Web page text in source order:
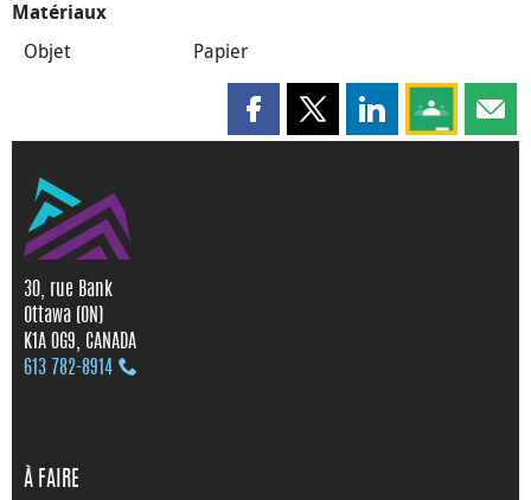
Matériaux
Objet Papier
Partager cette page sur
Partager cette page sur X
Partager cette
Partagez
30, rue Bank
Ottawa (ON)
K1A 0G9, CANADA
613 782‑8914
À FAIRE